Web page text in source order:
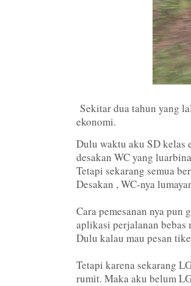
Sekitar dua tahun yang
ekonomi.
Dulu waktu aku SD kelas
desakan WC yang
Tetapi sekarang semua
Desakan , WC-nya
Cara pemesanan nya
aplikasi perjalanan bebas
Dulu kalau mau pesan
Tetapi karena sekarang
rumit. Maka aku belum